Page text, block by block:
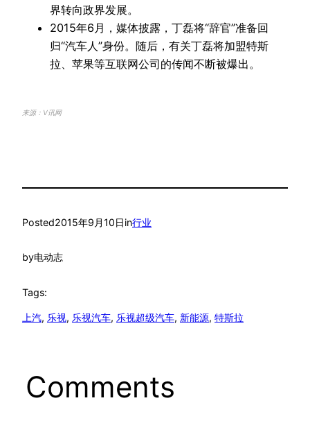
界转向政界发展。
2015年6月，媒体披露，丁磊将“辞官”准备回
归“汽车人”身份。随后，有关丁磊将加盟特斯
拉、苹果等互联网公司的传闻不断被爆出。
来源：V讯网
Posted2015年9月10日in行业
by电动志
Tags:
上汽, 乐视, 乐视汽车, 乐视超级汽车, 新能源, 特斯拉
Comments